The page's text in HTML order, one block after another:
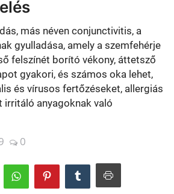
más néven conjunctivitis, a
gyulladása, amely a szemfehérje
felszínét borító vékony, áttetsző
gyakori, és számos oka lehet,
és vírusos fertőzéseket, allergiás
irritáló anyagoknak való
0